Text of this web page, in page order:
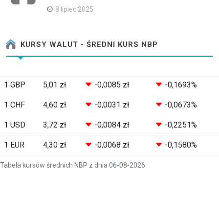
8 lipiec 2025
KURSY WALUT - ŚREDNI KURS NBP
Tabela kursów średnich NBP z dnia 06-08-2026
1 GBP 5,01 zł -0,0085 zł -0,1693%
1 CHF 4,60 zł -0,0031 zł -0,0673%
1 USD 3,72 zł -0,0084 zł -0,2251%
1 EUR 4,30 zł -0,0068 zł -0,1580%